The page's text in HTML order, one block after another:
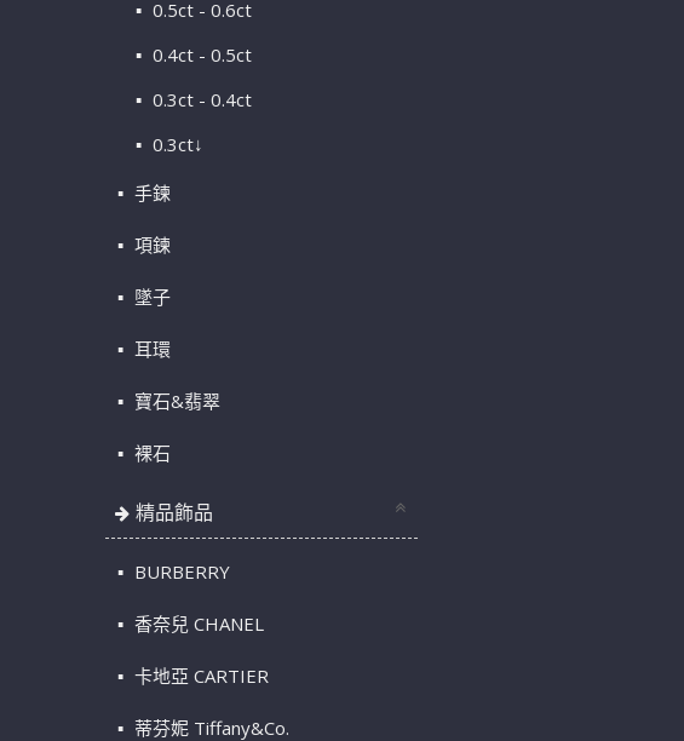
0.5ct - 0.6ct
0.4ct - 0.5ct
0.3ct - 0.4ct
0.3ct↓
手鍊
項鍊
墜子
耳環
寶石&翡翠
裸石
精品飾品
BURBERRY
香奈兒 CHANEL
卡地亞 CARTIER
蒂芬妮 Tiffany&Co.